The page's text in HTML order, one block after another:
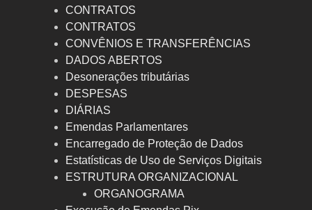
CONTRATOS
CONTRATOS
CONVÊNIOS E TRANSFERÊNCIAS
DADOS ABERTOS
Desonerações tributárias
DESPESAS
DIÁRIAS
Emendas Parlamentares
Encarregado de Proteção de Dados
Estatísticas de Uso de Serviços Digitais
ESTRUTURA ORGANIZACIONAL
ORGANOGRAMA